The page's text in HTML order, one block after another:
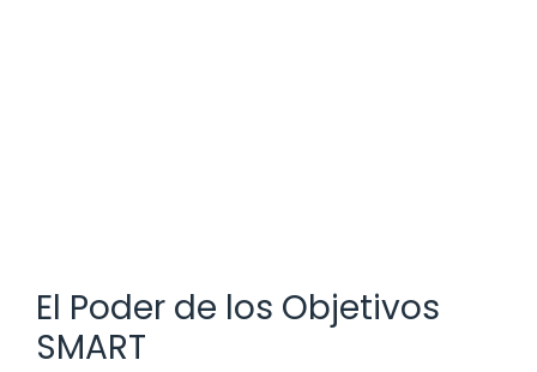
El Poder de los Objetivos
SMART